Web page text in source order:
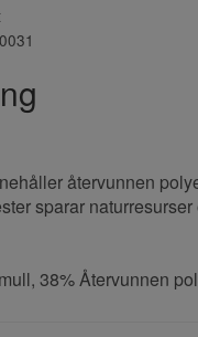
återvunnen
sparar
38% Återvunnen